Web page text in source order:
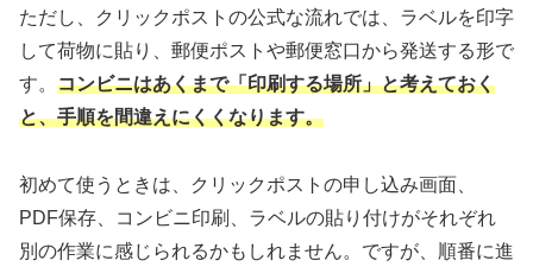
ただし、クリックポストの公式な流れでは、ラベルを印字
して荷物に貼り、郵便ポストや郵便窓口から発送する形で
す。 コンビニはあくまで「印刷する場所」と考えておく
と、手順を間違えにくくなります。
初めて使うときは、クリックポストの申し込み画面、
PDF保存、コンビニ印刷、ラベルの貼り付けがそれぞれ
別の作業に感じられるかもしれません。ですが、順番に進